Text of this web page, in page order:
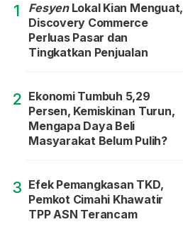
1 FesyenLokal Kian Menguat,
Discovery Commerce
Perluas Pasar dan
Tingkatkan Penjualan
2 Ekonomi Tumbuh 5,29
Persen, Kemiskinan Turun,
Mengapa Daya Beli
Masyarakat Belum Pulih?
3 Efek Pemangkasan TKD,
Pemkot Cimahi Khawatir
TPP ASN Terancam